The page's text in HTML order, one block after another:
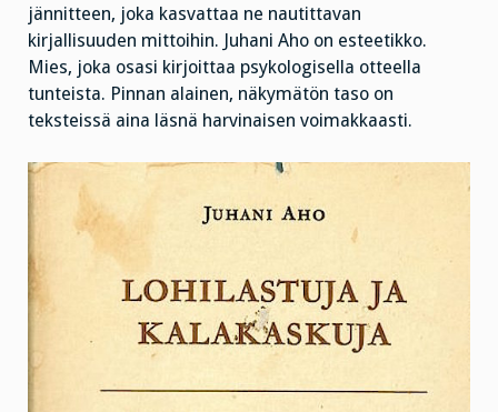
jännitteen, joka kasvattaa ne nautittavan
kirjallisuuden mittoihin. Juhani Aho on esteetikko.
Mies, joka osasi kirjoittaa psykologisella otteella
tunteista. Pinnan alainen, näkymätön taso on
teksteissä aina läsnä harvinaisen voimakkaasti.